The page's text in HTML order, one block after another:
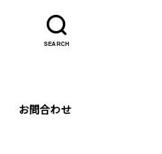
SEARCH
お問合わせ